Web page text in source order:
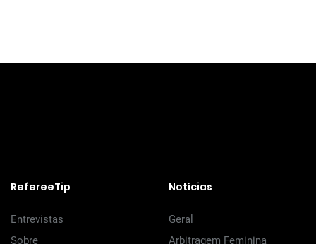
RefereeTip
Entrevistas
Sobre
Notícias
Geral
Arbitragem Feminina